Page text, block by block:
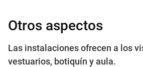
Otros aspectos
Las instalaciones ofrecen a los
vestuarios, botiquín y aula.